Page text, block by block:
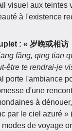
visuel aux teintes
à l'existence
: « 岁晚或相访
fǎng, qīng tiān
être te rendrai-je
porte l'ambiance
d'une
à
par le ciel azuré
de voyage